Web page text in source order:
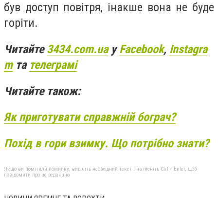
був доступ повітря, інакше вона не буде
горіти.
Читайте3434.com.uaуFacebook, Instagra
mта телеграмі
Читайте також:
Як приготувати справжній бограч?
Похід в гори взимку. Що потрібно знати?
Якщо ви помітили помилку, виділіть необхідний текст і натисніть Ctrl + Enter, щоб
повідомити про це редакцію